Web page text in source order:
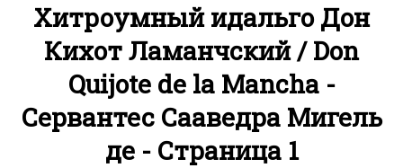
Хитроумный идальго Дон
Кихот Ламанчский / Don
Quijote de la Mancha -
Сервантес Сааведра Мигель
де - Страница 1